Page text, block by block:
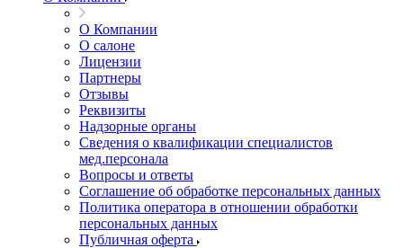
О Компании
О салоне
Лицензии
Партнеры
Отзывы
Реквизиты
Надзорные органы
Сведения о квалификации специалистов
мед.персонала
Вопросы и ответы
Соглашение об обработке персональных данных
Политика оператора в отношении обработки
персональных данных
Публичная оферта